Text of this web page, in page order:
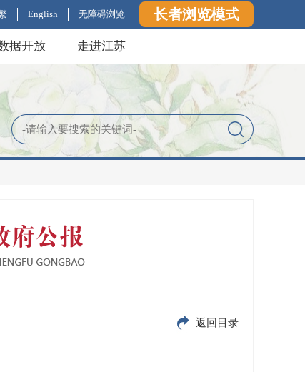
English 无障碍浏览 长者浏览模式
据开放 走进江苏
返回目录